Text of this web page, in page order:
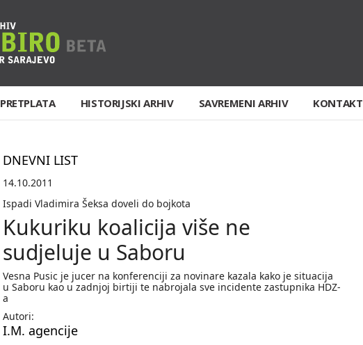
PRETPLATA HISTORIJSKI ARHIV SAVREMENI ARHIV KONTAKT
DNEVNI LIST
14.10.2011
Ispadi Vladimira Šeksa doveli do bojkota
Kukuriku koalicija više ne
sudjeluje u Saboru
Vesna Pusic je jucer na konferenciji za novinare kazala kako je situacija
u Saboru kao u zadnjoj birtiji te nabrojala sve incidente zastupnika HDZ-
a
Autori:
I.M. agencije